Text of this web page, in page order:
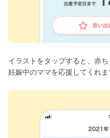
イラストをタップすると、赤
妊娠中のママを応援してくれま